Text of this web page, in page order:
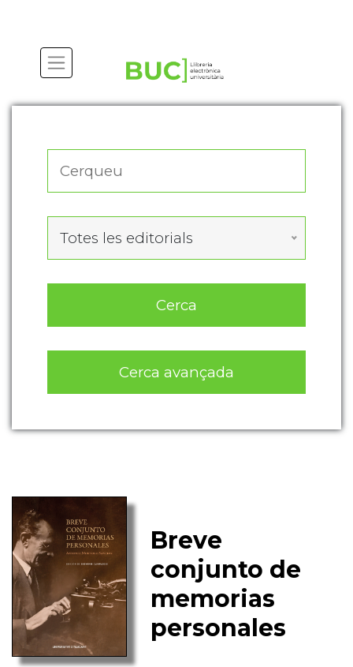
Totes les editorials
Cerca
Cerca avançada
Breve
conjunto de
memorias
personales